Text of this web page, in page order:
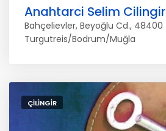
Anahtarci Selim Cilingir
Bahçelievler, Beyoğlu Cd., 48400
Turgutreis/Bodrum/Muğla
ÇILINGIR